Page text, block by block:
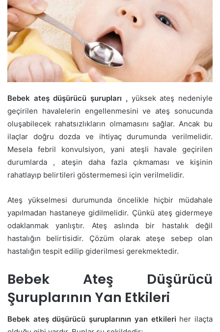
Bebek ateş düşürücü şurupları , yüksek ateş nedeniyle
geçirilen havalelerin engellenmesini ve ateş sonucunda
oluşabilecek rahatsızlıkların olmamasını sağlar. Ancak bu
ilaçlar doğru dozda ve ihtiyaç durumunda verilmelidir.
Mesela febril konvulsiyon, yani ateşli havale geçirilen
durumlarda , ateşin daha fazla çıkmaması ve kişinin
rahatlayıp belirtileri göstermemesi için verilmelidir.
Ateş yükselmesi durumunda öncelikle hiçbir müdahale
yapılmadan hastaneye gidilmelidir. Çünkü ateş gidermeye
odaklanmak yanlıştır. Ateş aslında bir hastalık değil
hastalığın belirtisidir. Çözüm olarak ateşe sebep olan
hastalığın tespit edilip giderilmesi gerekmektedir.
Bebek Ateş Düşürücü
Şuruplarının Yan Etkileri
Bebek ateş düşürücü şuruplarının yan etkileri her ilaçta